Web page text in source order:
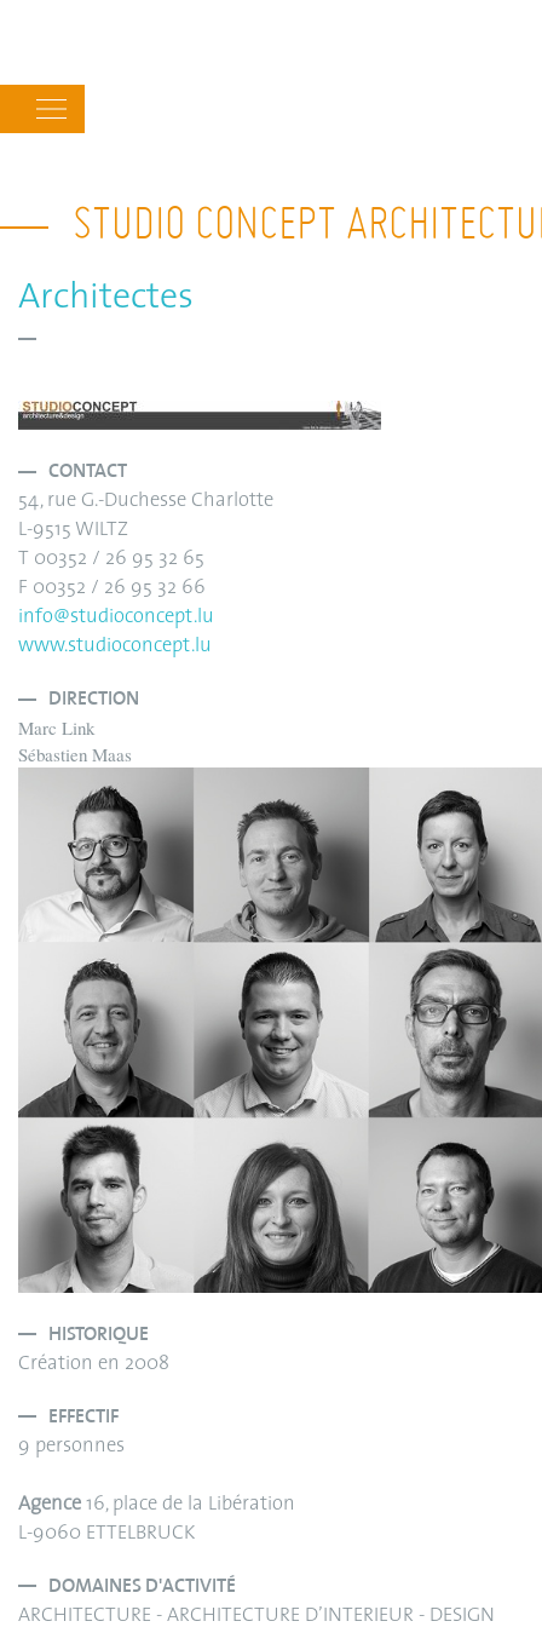
navigation
STUDIO CONCEPT
Architectes
CONTACT
54, rue G.-Duchesse Charlotte
L-9515 WILTZ
T 00352 / 26 95 32 65
F 00352 / 26 95 32 66
info@studioconcept.lu
www.studioconcept.lu
DIRECTION
Marc Link
Sébastien Maas
HISTORIQUE
Création en 2008
EFFECTIF
9 personnes
Agence 16, place de la Libération
L-9060 ETTELBRUCK
DOMAINES D'ACTIVITÉ
ARCHITECTURE - ARCHITECTURE D’INTERIEUR - DESIGN